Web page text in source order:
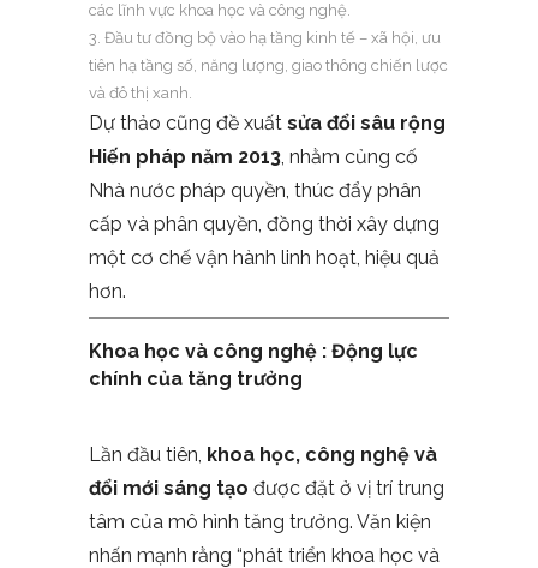
các lĩnh vực khoa học và công nghệ.
Đầu tư đồng bộ vào hạ tầng kinh tế – xã hội, ưu
tiên hạ tầng số, năng lượng, giao thông chiến lược
và đô thị xanh.
Dự thảo cũng đề xuất sửa đổi sâu rộng
Hiến pháp năm 2013, nhằm củng cố
Nhà nước pháp quyền, thúc đẩy phân
cấp và phân quyền, đồng thời xây dựng
một cơ chế vận hành linh hoạt, hiệu quả
hơn.
Khoa học và công nghệ : Động lực
chính của tăng trưởng
Lần đầu tiên, khoa học, công nghệ và
đổi mới sáng tạo được đặt ở vị trí trung
tâm của mô hình tăng trưởng. Văn kiện
nhấn mạnh rằng “phát triển khoa học và